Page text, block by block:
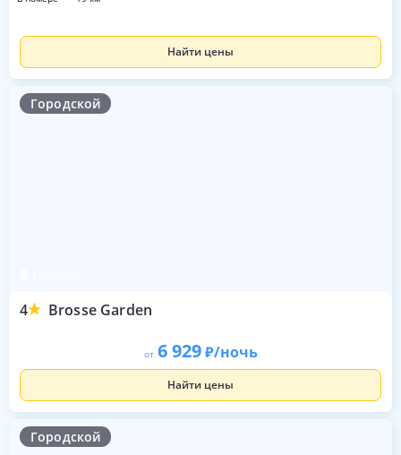
Найти цены
Городской
4 Brosse Garden
от 6 929 /ночь
Найти цены
Городской